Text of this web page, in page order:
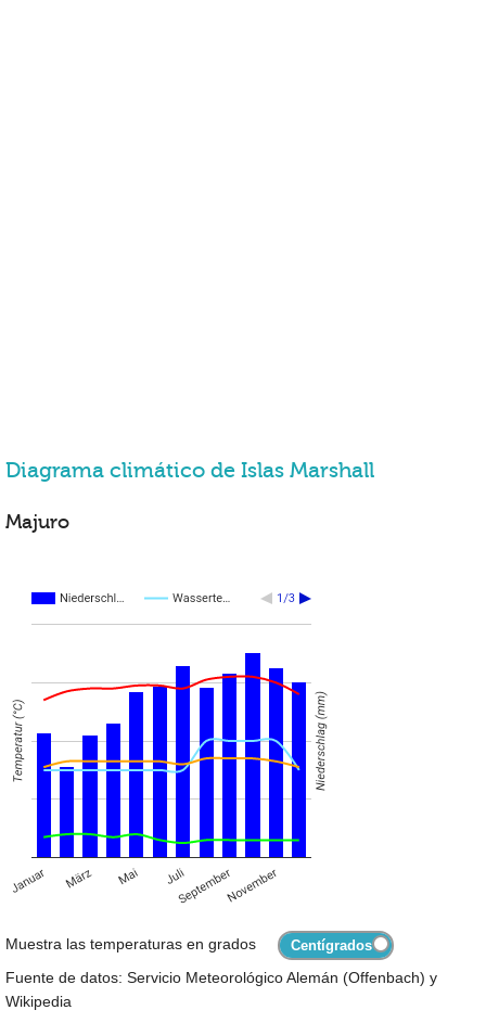
Diagrama climático de Islas Marshall
Majuro
Muestra las temperaturas en grados
Fuente de datos: Servicio Meteorológico Alemán (Offenbach) y
Wikipedia